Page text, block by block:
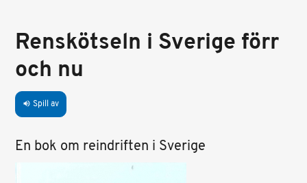
Renskötseln i Sverige förr
och nu
volume_up Spill av
En bok om reindriften i Sverige